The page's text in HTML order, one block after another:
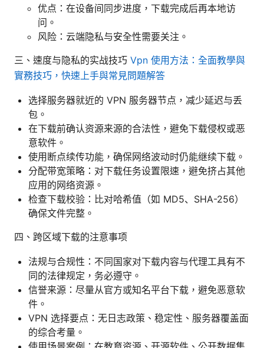
优点：在设备间同步进度，下载完成后再本地访
问。
风险：云端隐私与安全性需要关注。
三、速度与隐私的实战技巧 Vpn 使用方法：全面教學與
實務技巧，快速上手與常見問題解答
选择服务器就近的 VPN 服务器节点，减少延迟与丢
包。
在下载前确认资源来源的合法性，避免下载侵权或恶
意软件。
使用断点续传功能，确保网络波动时仍能继续下载。
分配带宽策略：对下载任务设置限速，避免挤占其他
应用的网络资源。
检查下载校验：比对哈希值（如 MD5、SHA-256）
确保文件完整。
四、跨区域下载的注意事项
法规与合规性：不同国家对下载内容与代理工具有不
同的法律规定，务必遵守。
信誉来源：尽量从官方或知名平台下载，避免恶意软
件。
VPN 选择要点：无日志政策、稳定性、服务器覆盖面
的综合考量。